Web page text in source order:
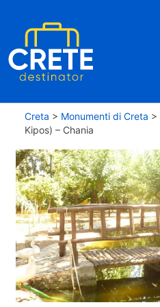
Creta > Monumenti di Creta >
Kipos) – Chania